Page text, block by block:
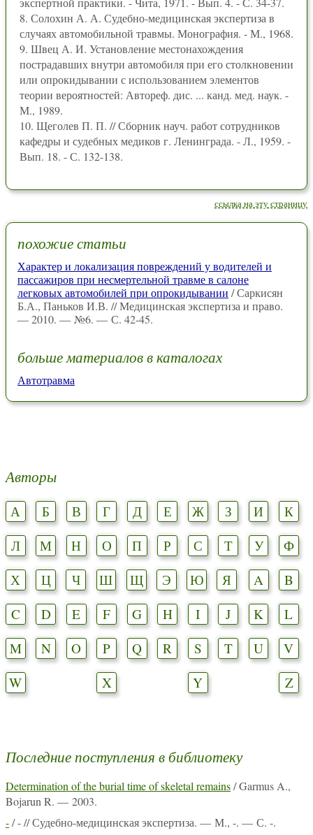
8. Солохин А. А. Судебно-медицинская экспертиза в
случаях автомобильной травмы. Монография. - М., 1968.
9. Швец А. И. Установление местонахождения
пострадавших внутри автомобиля при его столкновении
или опрокидывании с использованием элементов
теории вероятностей: Автореф. дис. ... канд. мед. наук. -
М., 1989.
10. Щеголев П. П. // Сборник науч. работ сотрудников
кафедры и судебных медиков г. Ленинграда. - Л., 1959. -
Вып. 18. - С. 132-138.
ссылка на эту страницу
похожие статьи
Характер и локализация повреждений у водителей и
пассажиров при несмертельной травме в салоне
легковых автомобилей при опрокидывании / Саркисян
Б.А., Паньков И.В. // Медицинская экспертиза и право.
— 2010. — №6. — С. 42-45.
больше материалов в каталогах
Автотравма
Авторы
А Б В Г Д Е Ж З И
К
Л
М Н О П Р С Т У
Ф
Х
Ц Ч Ш Щ Э Ю Я A
B
C
D E F G H I J K
L
M
N O P Q R S T U
V
W
X Y Z
Последние поступления в библиотеку
Determination of the burial time of skeletal remains/ Garmus A.,
Bojarun R. — 2003.
-/ - // Судебно-медицинская экспертиза. — М., -. — С. -.